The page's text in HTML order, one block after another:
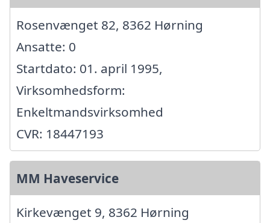
Rosenvænget 82, 8362 Hørning
Ansatte: 0
Startdato: 01. april 1995,
Virksomhedsform:
Enkeltmandsvirksomhed
CVR: 18447193
MM Haveservice
Kirkevænget 9, 8362 Hørning